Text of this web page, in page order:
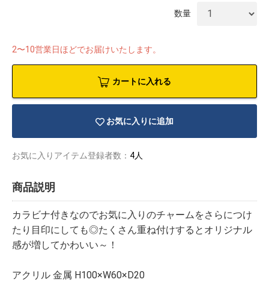
数量
2〜10営業日ほどでお届けいたします。
カートに入れる
お気に入りに追加
お気に入りアイテム登録者数： 4人
商品説明
カラビナ付きなのでお気に入りのチャームをさらにつけ
たり目印にしても◎たくさん重ね付けするとオリジナル
感が増してかわいい～！
アクリル 金属 H100×W60×D20
イラストレ
アダルトグ